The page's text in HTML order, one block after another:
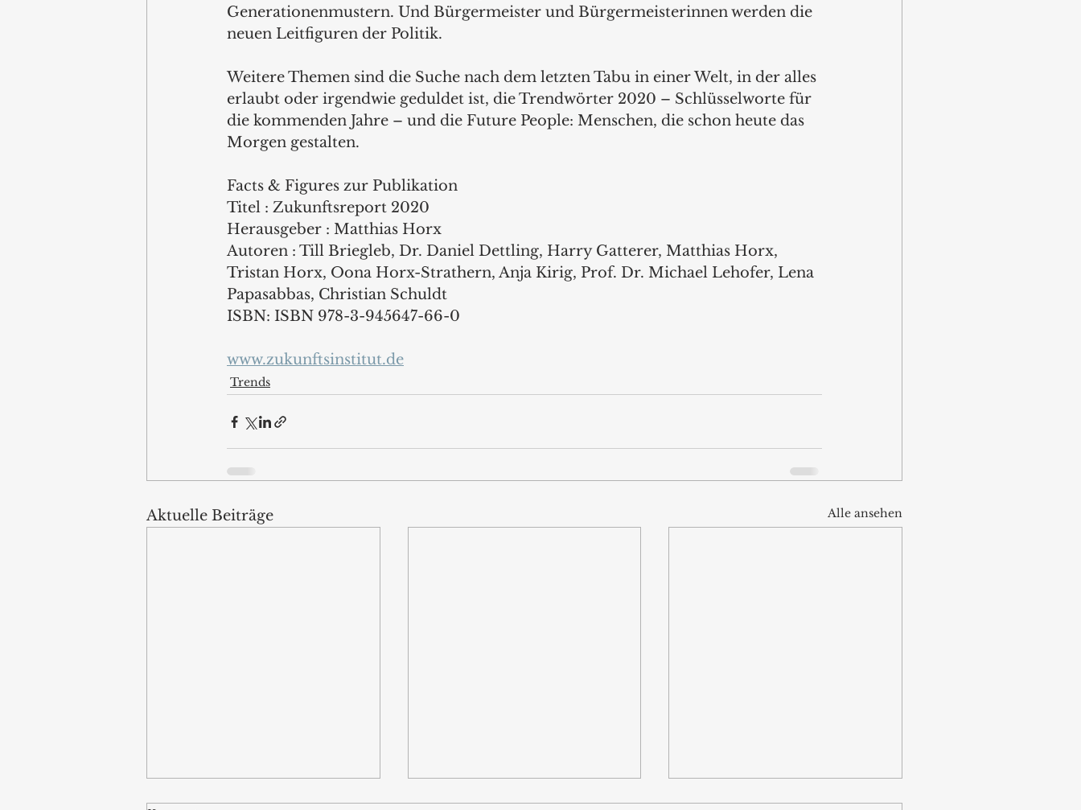
Generationenmustern. Und Bürgermeister und Bürgermeisterinnen werden die
neuen Leitfiguren der Politik.
Weitere Themen sind die Suche nach dem letzten Tabu in einer Welt, in der alles
erlaubt oder irgendwie geduldet ist, die Trendwörter 2020 – Schlüsselworte für
die kommenden Jahre – und die Future People: Menschen, die schon heute das
Morgen gestalten.
Facts & Figures zur Publikation
Titel : Zukunftsreport 2020
Herausgeber : Matthias Horx
Autoren : Till Briegleb, Dr. Daniel Dettling, Harry Gatterer, Matthias Horx,
Tristan Horx, Oona Horx-Strathern, Anja Kirig, Prof. Dr. Michael Lehofer, Lena
Papasabbas, Christian Schuldt
ISBN: ISBN 978-3-945647-66-0
www.zukunftsinstitut.de
Trends
Aktuelle Beiträge Alle ansehen